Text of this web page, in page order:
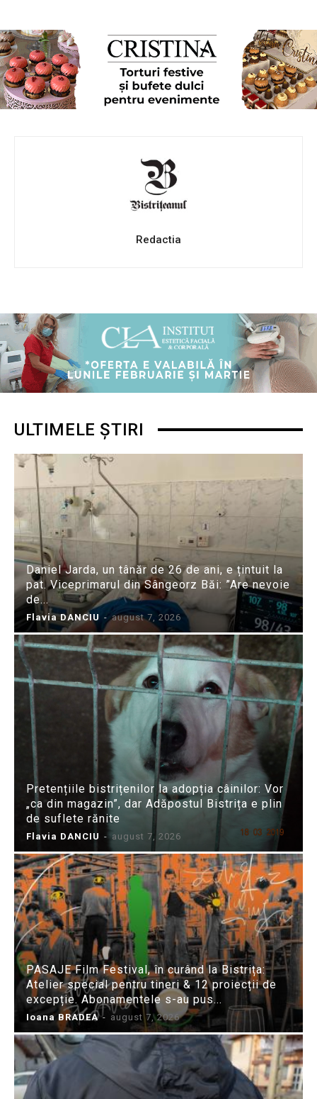
Redactia
ULTIMELE ȘTIRI
Daniel Jarda, un tânăr de 26 de ani, e țintuit la
pat. Viceprimarul din Sângeorz Băi: ”Are nevoie
de...
Flavia DANCIU - august 7, 2026
Pretențiile bistrițenilor la adopția câinilor: Vor
„ca din magazin”, dar Adăpostul Bistrița e plin
de suflete rănite
Flavia DANCIU - august 7, 2026
PASAJE Film Festival, în curând la Bistrița:
Atelier special pentru tineri & 12 proiecții de
excepție. Abonamentele s-au pus...
Ioana BRADEA - august 7, 2026